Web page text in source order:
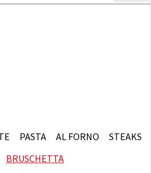
PASTA AL FORNO
STEAKS
BRUSCHETTA